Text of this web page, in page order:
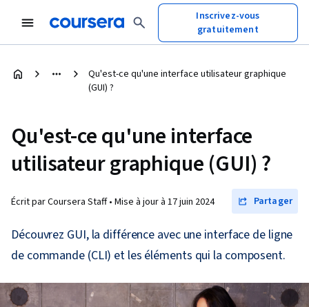
Inscrivez-vous
gratuitement
Qu'est-ce qu'une interface utilisateur graphique
(GUI) ?
Qu'est-ce qu'une interface
utilisateur graphique (GUI) ?
Écrit par Coursera Staff • Mise à jour à 17 juin 2024 Partager
Découvrez GUI, la différence avec une interface de ligne
de commande (CLI) et les éléments qui la composent.